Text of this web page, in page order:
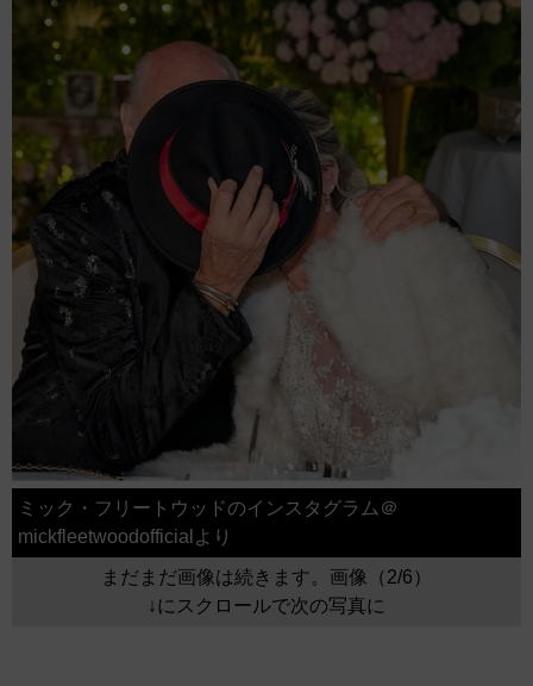
ミック・フリートウッドのインスタグラム＠
mickfleetwoodofficialより
まだまだ画像は続きます。画像（2/6）
↓にスクロールで次の写真に